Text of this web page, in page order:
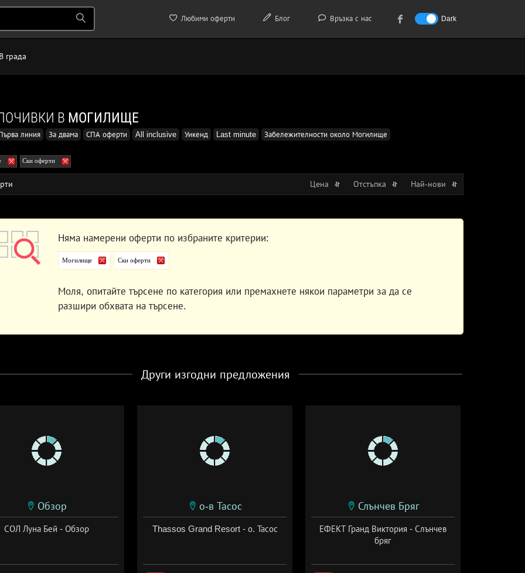
Любими оферти Блог Връзка с нас Dark
В града
В МОГИЛИЩЕ
линия За двама СПА оферти All inclusive Уикенд Last minute Забележителности около Могилище
Ски оферти
Цена Отстъпка Най-нови
Няма намерени оферти по избраните критерии:
Могилище Ски оферти
Моля, опитайте търсене по категория или премахнете някои параметри за да се
разшири обхвата на търсене.
Други изгодни предложения
Обзор
СОЛ Луна Бей - Обзор
о-в Тасос
Thassos Grand Resort - о. Тасос
Слънчев Бряг
ЕФЕКТ Гранд Виктория - Слънчев
бряг